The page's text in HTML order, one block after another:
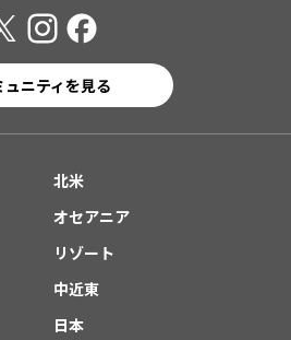
ュニティを見る
北米
オセアニア
リゾート
中近東
日本